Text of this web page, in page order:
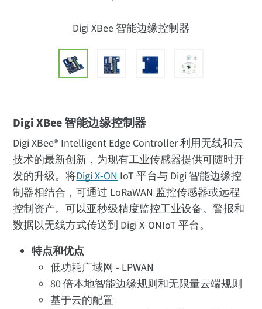
Digi XBee 智能边缘控制器
Digi XBee 智能边缘控制器
Digi XBee® Intelligent Edge Controller 利用无线和云
技术的最新创新，为现有工业传感器提供可随时开
发的升级。将Digi X-ONIoT 平台与 Digi 智能边缘控
制器相结合，可通过 LoRaWAN 监控传感器或远程
控制资产。可以亚秒级精度监控工业设备。警报和
数据以无线方式传送到 Digi X-ONIoT 平台。
特点和优点
低功耗广域网 - LPWAN
80 倍本地智能边缘规则和无限量云端规则
基于云的配置